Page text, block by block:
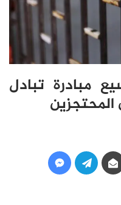
مبادرة تبادل
المحتجزين